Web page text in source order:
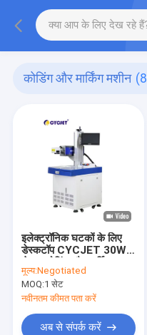
कोडिंग और मार्किंग मशीन
इलेक्ट्रॉनिक घटकों के लिए
डेस्कटॉप CYCJET 30W
मशीन
मूल्य:Negotiated
MOQ:1 सेट
नवीनतम कीमत पता करें
अब से संपर्क करें